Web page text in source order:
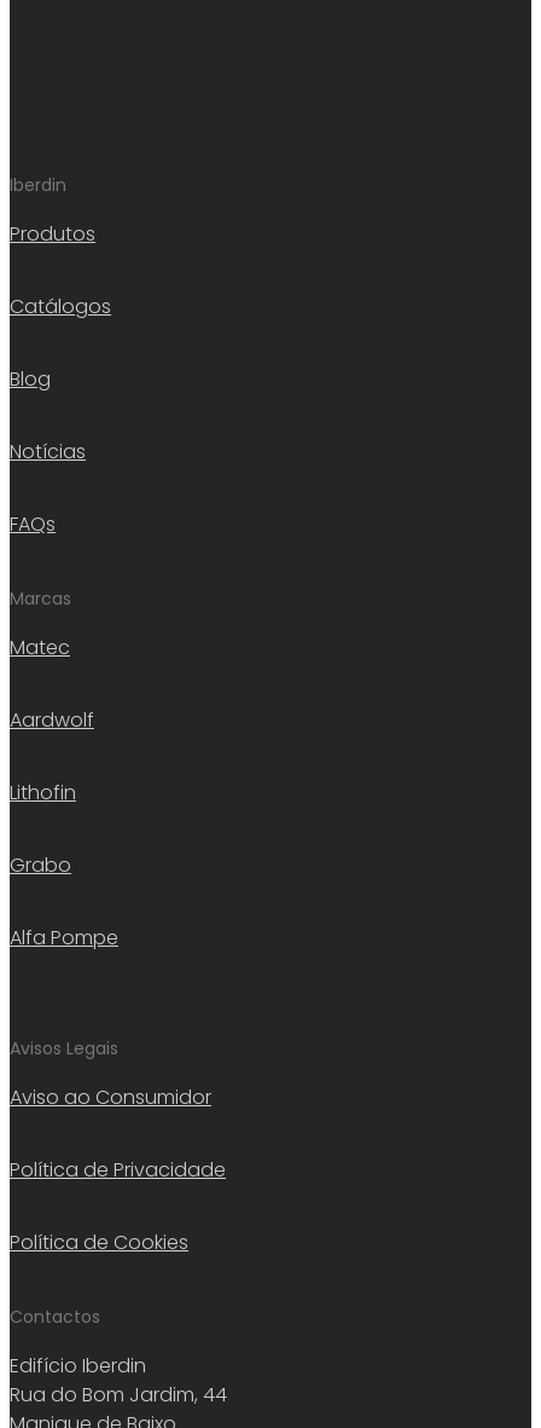
Iberdin
Produtos
Catálogos
Blog
Notícias
FAQs
Marcas
Matec
Aardwolf
Lithofin
Grabo
Alfa Pompe
Avisos Legais
Aviso ao Consumidor
Política de Privacidade
Política de Cookies
Contactos
Edifício Iberdin
Rua do Bom Jardim, 44